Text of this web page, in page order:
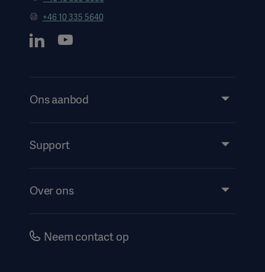
+46 10 335 5640
Ons aanbod
Services
Support
Evenementen
Over ons
CarrièreNeem contact op